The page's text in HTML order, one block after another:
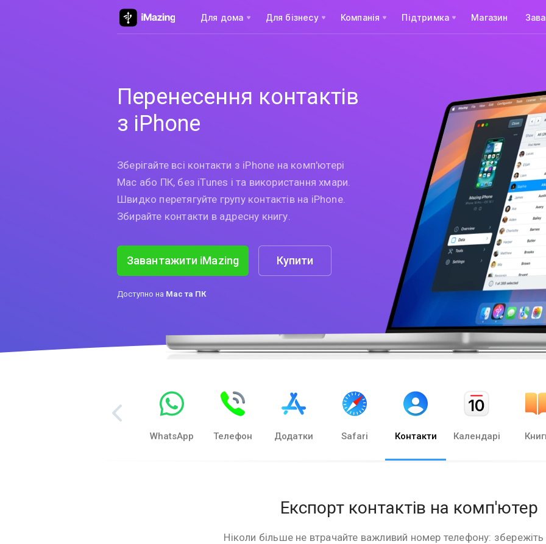
Для дома Для бізнесу Компанія Підтримка Магазин
Перенесення контактів
з iPhone
Зберігайте всі контакти з iPhone на комп'ютері
Mac або ПК, без iTunes і та використання хмари.
Швидко перетягуйте групу контактів на iPhone.
Збирайте контакти в адресну книгу.
Завантажити iMazing Купити
Доступно на Mac та ПК
WhatsApp Телефон Додатки Safari Контакти Календарі
Експорт контактів на комп'ютер
Ніколи більше не втрачайте важливий номер телефону: